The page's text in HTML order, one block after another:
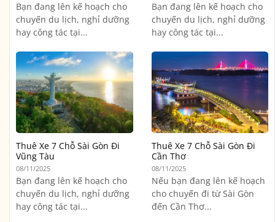
Bạn đang lên kế hoạch cho
chuyến du lịch, nghỉ dưỡng
hay công tác tại...
Bạn đang lên kế hoạch cho
chuyến du lịch, nghỉ dưỡng
hay công tác tại...
Thuê Xe 7 Chỗ Sài Gòn Đi
Vũng Tàu
08/11/2025
Bạn đang lên kế hoạch cho
chuyến du lịch, nghỉ dưỡng
hay công tác tại...
Thuê Xe 7 Chỗ Sài Gòn Đi
Cần Thơ
08/11/2025
Nếu bạn đang lên kế hoạch
cho chuyến đi từ Sài Gòn
đến Cần Thơ...